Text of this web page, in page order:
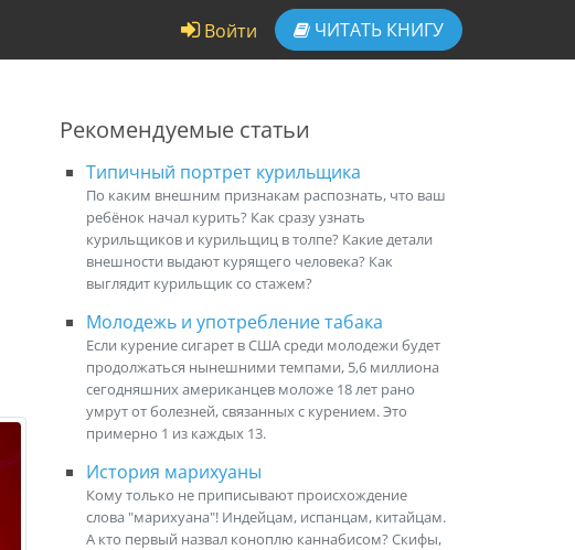
Войти ЧИТАТЬ КНИГУ
Рекомендуемые статьи
Типичный портрет курильщика
По каким внешним признакам распознать, что ваш
ребёнок начал курить? Как сразу узнать
курильщиков и курильщиц в толпе? Какие детали
внешности выдают курящего человека? Как
выглядит курильщик со стажем?
Молодежь и употребление табака
Если курение сигарет в США среди молодежи будет
продолжаться нынешними темпами, 5,6 миллиона
сегодняшних американцев моложе 18 лет рано
умрут от болезней, связанных с курением. Это
примерно 1 из каждых 13.
История марихуаны
Кому только не приписывают происхождение
слова "марихуана"! Индейцам, испанцам, китайцам.
А кто первый назвал коноплю каннабисом? Скифы,